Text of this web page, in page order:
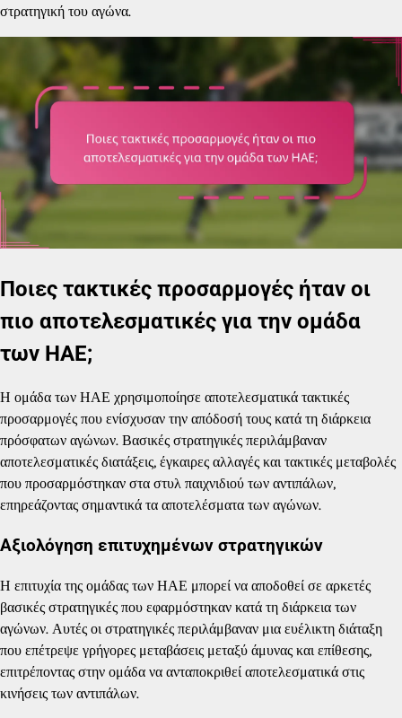
στρατηγική του αγώνα.
Ποιες τακτικές προσαρμογές ήταν οι
πιο αποτελεσματικές για την ομάδα
των ΗΑΕ;
Η ομάδα των ΗΑΕ χρησιμοποίησε αποτελεσματικά τακτικές
προσαρμογές που ενίσχυσαν την απόδοσή τους κατά τη διάρκεια
πρόσφατων αγώνων. Βασικές στρατηγικές περιλάμβαναν
αποτελεσματικές διατάξεις, έγκαιρες αλλαγές και τακτικές μεταβολές
που προσαρμόστηκαν στα στυλ παιχνιδιού των αντιπάλων,
επηρεάζοντας σημαντικά τα αποτελέσματα των αγώνων.
Αξιολόγηση επιτυχημένων στρατηγικών
Η επιτυχία της ομάδας των ΗΑΕ μπορεί να αποδοθεί σε αρκετές
βασικές στρατηγικές που εφαρμόστηκαν κατά τη διάρκεια των
αγώνων. Αυτές οι στρατηγικές περιλάμβαναν μια ευέλικτη διάταξη
που επέτρεψε γρήγορες μεταβάσεις μεταξύ άμυνας και επίθεσης,
επιτρέποντας στην ομάδα να ανταποκριθεί αποτελεσματικά στις
κινήσεις των αντιπάλων.